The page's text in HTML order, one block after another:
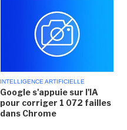
INTELLIGENCE ARTIFICIELLE
Google s'appuie sur l'IA
pour corriger 1 072 failles
dans Chrome